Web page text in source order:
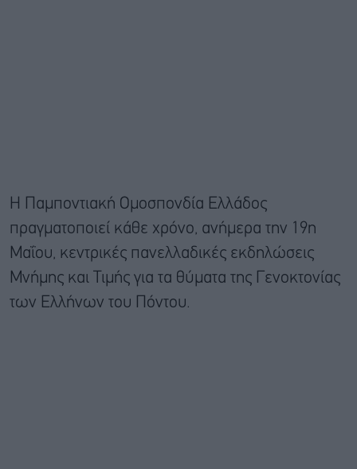
H Παμποντιακή Ομοσπονδία Ελλάδος
πραγματοποιεί κάθε χρόνο, ανήμερα την 19η
Μαΐου, κεντρικές πανελλαδικές εκδηλώσεις
Μνήμης και Τιμής για τα θύματα της Γενοκτονίας
των Ελλήνων του Πόντου.